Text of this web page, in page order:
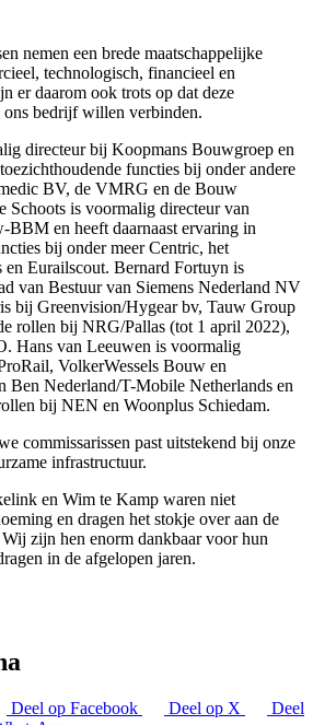
nemen een brede maatschappelijke
technologisch, financieel en
er daarom ook trots op dat deze
ons bedrijf willen verbinden.
directeur bij Koopmans Bouwgroep en
functies bij onder andere
BV, de VMRG en de Bouw
Schoots is voormalig directeur van
en heeft daarnaast ervaring in
bij onder meer Centric, het
en Eurailscout. Bernard Fortuyn is
van Bestuur van Siemens Nederland NV
bij Greenvision/Hygear bv, Tauw Group
rollen bij NRG/Pallas (tot 1 april 2022),
Hans van Leeuwen is voormalig
VolkerWessels Bouw en
Ben Nederland/T-Mobile Netherlands en
bij NEN en Woonplus Schiedam.
commissarissen past uitstekend bij onze
infrastructuur.
en Wim te Kamp waren niet
en dragen het stokje over aan de
zijn hen enorm dankbaar voor hun
in de afgelopen jaren.
Deel op Facebook Deel op X
Deel